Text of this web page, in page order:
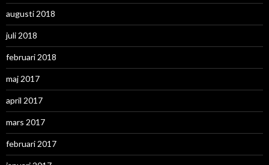
augusti 2018
juli 2018
februari 2018
maj 2017
april 2017
mars 2017
februari 2017